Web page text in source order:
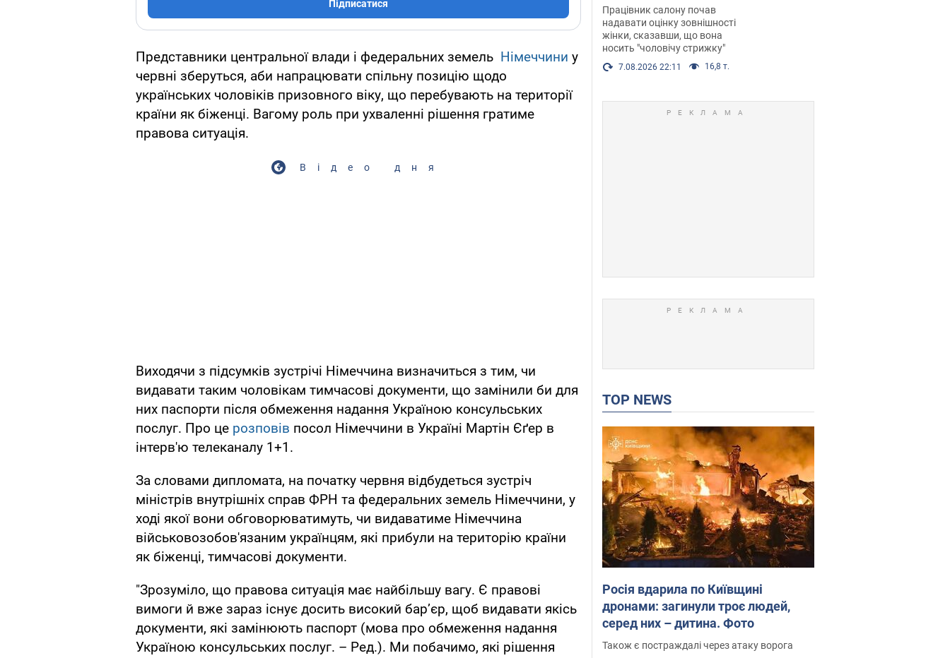
Підписатися
Представники центральної влади і федеральних земель Німеччини у
червні зберуться, аби напрацювати спільну позицію щодо
українських чоловіків призовного віку, що перебувають на території
країни як біженці. Вагому роль при ухваленні рішення гратиме
правова ситуація.
Відео дня
Виходячи з підсумків зустрічі Німеччина визначиться з тим, чи
видавати таким чоловікам тимчасові документи, що замінили би для
них паспорти після обмеження надання Україною консульських
послуг. Про це розповів посол Німеччини в Україні Мартін Єґер в
інтерв'ю телеканалу 1+1.
За словами дипломата, на початку червня відбудеться зустріч
міністрів внутрішніх справ ФРН та федеральних земель Німеччини, у
ході якої вони обговорюватимуть, чи видаватиме Німеччина
військовозобов'язаним українцям, які прибули на територію країни
як біженці, тимчасові документи.
"Зрозуміло, що правова ситуація має найбільшу вагу. Є правові
вимоги й вже зараз існує досить високий бар’єр, щоб видавати якісь
документи, які замінюють паспорт (мова про обмеження надання
Україною консульських послуг. – Ред.). Ми побачимо, які рішення
після хімієтерапії,
розгорівся скандал.
Фото
Працівник салону почав
надавати оцінку зовнішності
жінки, сказавши, що вона
носить "чоловічу стрижку"
7.08.2026 22:11 16,8 т.
TOP NEWS
Росія вдарила по Київщині
дронами: загинули троє людей,
серед них – дитина. Фото
Також є постраждалі через атаку ворога